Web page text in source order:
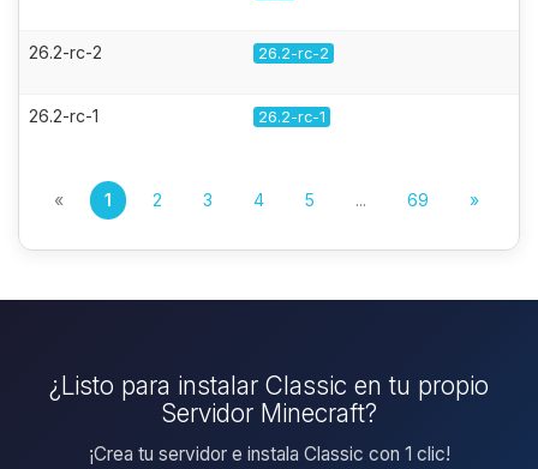
26.2-rc-2 26.2-rc-2
26.2-rc-1 26.2-rc-1
« 1 2 3 4 5 ... 69 »
¿Listo para instalar Classic en tu propio
Servidor Minecraft?
¡Crea tu servidor e instala Classic con 1 clic!